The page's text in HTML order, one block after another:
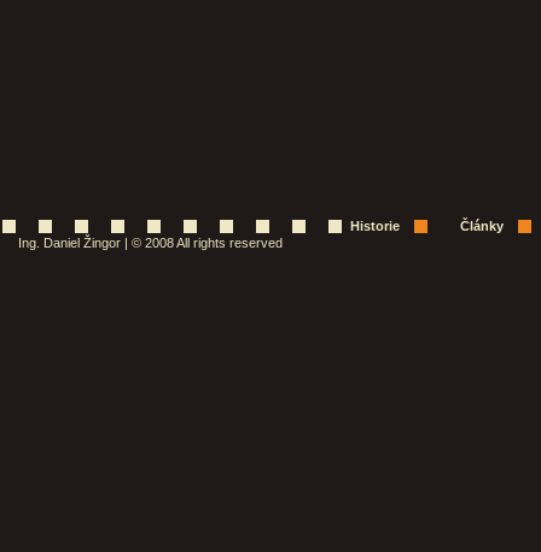
Historie
Články
Ing. Daniel Žingor | © 2008 All rights reserved